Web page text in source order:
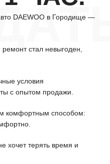
DAEWOO в Городище —
стал невыгоден,
условия
с опытом продажи.
комфортным способом:
хочет терять время и